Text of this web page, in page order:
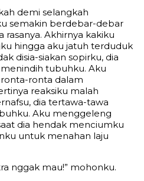
demi selangkah
semakin berdebar-debar
rasanya. Akhirnya kakiku
hingga aku jatuh terduduk
disia-siakan sopirku, dia
tubuhku. Aku
ronta dalam
reaksiku malah
dia tertawa-tawa
Aku menggeleng
dia hendak menciumku
untuk menahan laju
nggak mau!” mohonku.